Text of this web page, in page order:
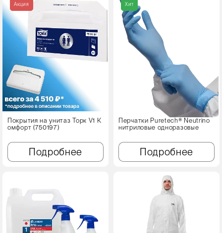
Акция
Покрытия на унитаз Торк V1 К
омфорт (750197)
Подробнее
Хит
Перчатки Puretech® Neutrino
нитриловые одноразовые
Подробнее